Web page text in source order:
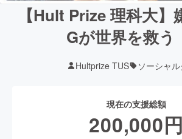
【Hult Prize 理科大
Gが世界を救う
Hultprize TUS ソーシャ
現在の支援総額
200,000円